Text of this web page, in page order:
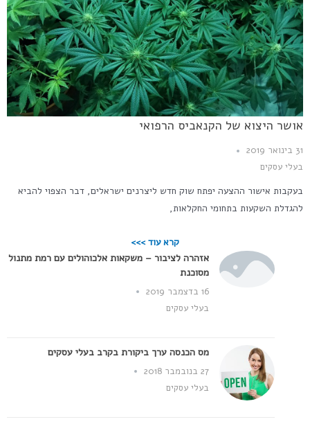
אושר היצוא של הקנאביס הרפואי
31 בינואר 2019
בעלי עסקים
בעקבות אישור ההצעה יפתח שוק חדש ליצרנים ישראלים, דבר הצפוי להביא
להגדלת השקעות בתחומי החקלאות,
קרא עוד >>>
אזהרה לציבור – משקאות אלכוהולים עם רמת מתנול
מסוכנת
16 בדצמבר 2019
בעלי עסקים
מס הכנסה ערך ביקורת בקרב בעלי עסקים
27 בנובמבר 2018
בעלי עסקים